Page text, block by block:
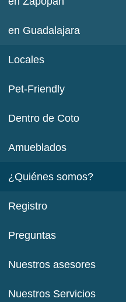
en Guadalajara
Locales
Pet-Friendly
Dentro de Coto
Amueblados
¿Quiénes somos?
Registro
Preguntas
Nuestros asesores
Nuestros Servicios